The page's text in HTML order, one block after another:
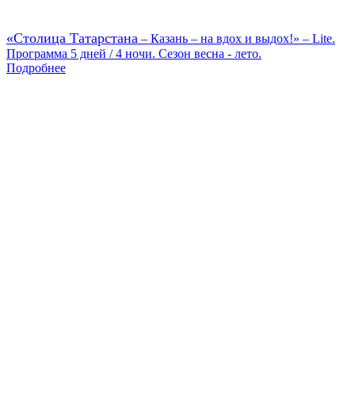
«Столица Татарстана – Казань – на вдох и выдох!» – Lite.
Программа 5 дней / 4 ночи. Сезон весна - лето.
Подробнее